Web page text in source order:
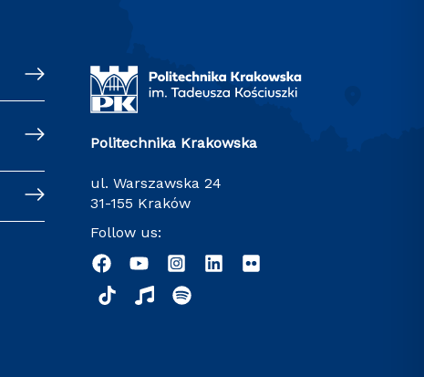
Politechnika Krakowska
ul. Warszawska 24
31-155 Kraków
Follow us: